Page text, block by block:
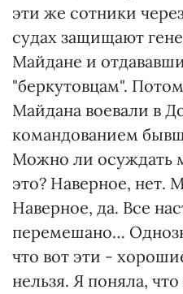
эти же сотники
судах защищают
Майдане и
"беркутовцам".
Майдана воевали в
командованием
Можно ли осуждать
это? Наверное, нет.
Наверное, да. Все
перемешано…
что вот эти -
нельзя. Я поняла,